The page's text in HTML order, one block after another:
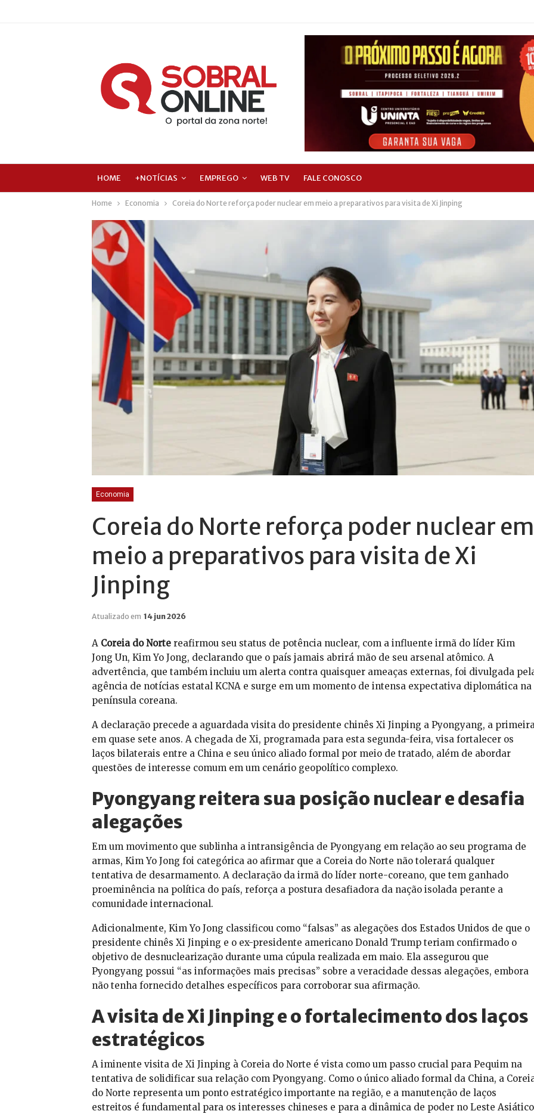
HOME +NOTÍCIAS EMPREGO WEB TV FALE CONOSCO
Home Economia Coreia do Norte reforça poder nuclear em meio a preparativos para visita de Xi Jinping
Economia
Coreia do Norte reforça poder nuclear em
meio a preparativos para visita de Xi
Jinping
Atualizado em 14 jun 2026
A Coreia do Nortereafirmou seu status de potência nuclear, com a influente irmã do líder Kim
Jong Un, Kim Yo Jong, declarando que o país jamais abrirá mão de seu arsenal atômico. A
advertência, que também incluiu um alerta contra quaisquer ameaças externas, foi divulgada
agência de notícias estatal KCNA e surge em um momento de intensa expectativa diplomática na
península coreana.
A declaração precede a aguardada visita do presidente chinês Xi Jinping a Pyongyang, a
em quase sete anos. A chegada de Xi, programada para esta segunda-feira, visa fortalecer os
laços bilaterais entre a China e seu único aliado formal por meio de tratado, além de abordar
questões de interesse comum em um cenário geopolítico complexo.
Pyongyang reitera sua posição nuclear e desafia
alegações
Em um movimento que sublinha a intransigência de Pyongyang em relação ao seu programa de
armas, Kim Yo Jong foi categórica ao afirmar que a Coreia do Norte não tolerará qualquer
tentativa de desarmamento. A declaração da irmã do líder norte-coreano, que tem ganhado
proeminência na política do país, reforça a postura desafiadora da nação isolada perante a
comunidade internacional.
Adicionalmente, Kim Yo Jong classificou como “falsas” as alegações dos Estados Unidos de que o
presidente chinês Xi Jinping e o ex-presidente americano Donald Trump teriam confirmado o
objetivo de desnuclearização durante uma cúpula realizada em maio. Ela assegurou que
Pyongyang possui “as informações mais precisas” sobre a veracidade dessas alegações, embora
não tenha fornecido detalhes específicos para corroborar sua afirmação.
A visita de Xi Jinping e o fortalecimento dos laços
estratégicos
A iminente visita de Xi Jinping à Coreia do Norte é vista como um passo crucial para Pequim na
tentativa de solidificar sua relação com Pyongyang. Como o único aliado formal da China, a
do Norte representa um ponto estratégico importante na região, e a manutenção de laços
estreitos é fundamental para os interesses chineses e para a dinâmica de poder no Leste